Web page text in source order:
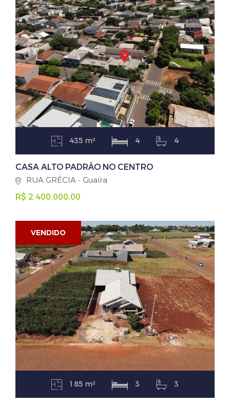
435 m² 4 4
CASA ALTO PADRÃO NO CENTRO
RUA GRÉCIA - Guaíra
R$ 2.400.000,00
VENDIDO
185 m² 3 3